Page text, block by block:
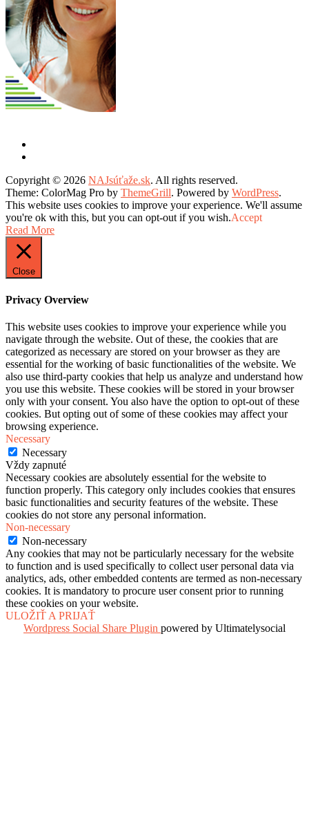
Copyright © 2026 NAJsúťaže.sk. All rights reserved.
Theme: ColorMag Pro by ThemeGrill. Powered by WordPress.
This website uses cookies to improve your experience. We'll assume
you're ok with this, but you can opt-out if you wish.Accept
Read More
Close
Privacy Overview
This website uses cookies to improve your experience while you
navigate through the website. Out of these, the cookies that are
categorized as necessary are stored on your browser as they are
essential for the working of basic functionalities of the website. We
also use third-party cookies that help us analyze and understand how
you use this website. These cookies will be stored in your browser
only with your consent. You also have the option to opt-out of these
cookies. But opting out of some of these cookies may affect your
browsing experience.
Necessary
Necessary
Vždy zapnuté
Necessary cookies are absolutely essential for the website to
function properly. This category only includes cookies that ensures
basic functionalities and security features of the website. These
cookies do not store any personal information.
Non-necessary
Non-necessary
Any cookies that may not be particularly necessary for the website
to function and is used specifically to collect user personal data via
analytics, ads, other embedded contents are termed as non-necessary
cookies. It is mandatory to procure user consent prior to running
these cookies on your website.
ULOŽIŤ A PRIJAŤ
Wordpress Social Share Plugin powered by Ultimatelysocial